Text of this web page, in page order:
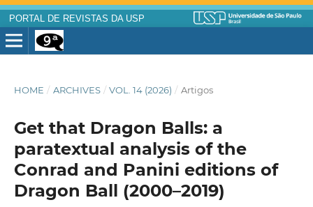
PORTAL DE REVISTAS DA USP
HOME / ARCHIVES / VOL. 14 (2026) / Artigos
Get that Dragon Balls: a
paratextual analysis of the
Conrad and Panini editions of
Dragon Ball (2000–2019)